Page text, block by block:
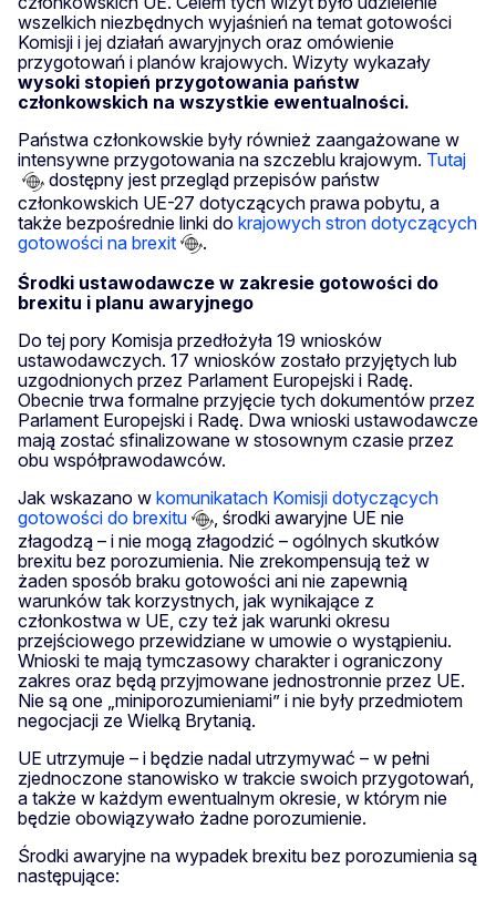
wszelkich niezbędnych wyjaśnień na temat gotowości
Komisji i jej działań awaryjnych oraz omówienie
przygotowań i planów krajowych. Wizyty wykazały
wysoki stopień przygotowania państw
członkowskich na wszystkie ewentualności.
Państwa członkowskie były również zaangażowane w
intensywne przygotowania na szczeblu krajowym. Tutaj
dostępny jest przegląd przepisów państw
członkowskich UE-27 dotyczących prawa pobytu, a
także bezpośrednie linki do krajowych stron dotyczących
gotowości na brexit
.
Środki ustawodawcze w zakresie gotowości do
brexitu i planu awaryjnego
Do tej pory Komisja przedłożyła 19 wniosków
ustawodawczych. 17 wniosków zostało przyjętych lub
uzgodnionych przez Parlament Europejski i Radę.
Obecnie trwa formalne przyjęcie tych dokumentów przez
Parlament Europejski i Radę. Dwa wnioski ustawodawcze
mają zostać sfinalizowane w stosownym czasie przez
obu współprawodawców.
Jak wskazano w komunikatach Komisji dotyczących
gotowości do brexitu
, środki awaryjne UE nie
złagodzą – i nie mogą złagodzić – ogólnych skutków
brexitu bez porozumienia. Nie zrekompensują też w
żaden sposób braku gotowości ani nie zapewnią
warunków tak korzystnych, jak wynikające z
członkostwa w UE, czy też jak warunki okresu
przejściowego przewidziane w umowie o wystąpieniu.
Wnioski te mają tymczasowy charakter i ograniczony
zakres oraz będą przyjmowane jednostronnie przez UE.
Nie są one „miniporozumieniami” i nie były przedmiotem
negocjacji ze Wielką Brytanią.
UE utrzymuje – i będzie nadal utrzymywać – w pełni
zjednoczone stanowisko w trakcie swoich przygotowań,
a także w każdym ewentualnym okresie, w którym nie
będzie obowiązywało żadne porozumienie.
Środki awaryjne na wypadek brexitu bez porozumienia są
następujące: